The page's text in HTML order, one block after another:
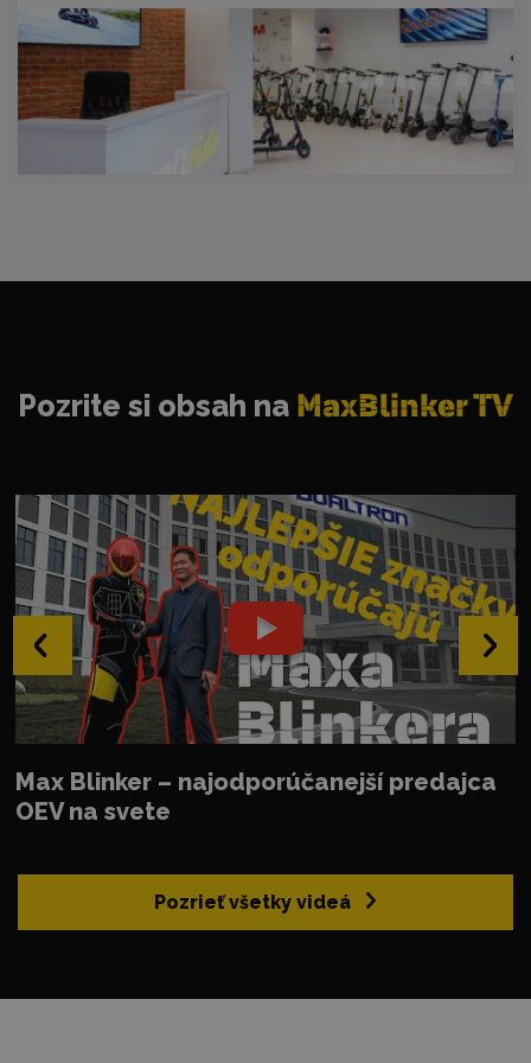
Pozrieť všetky videá
Pozrite si obsah na MaxBlinker TV
Max Blinker – najodporúčanejší predajca
OEV na svete
‹ ›